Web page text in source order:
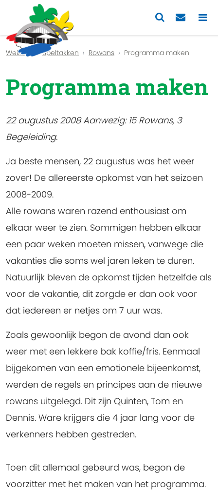
Previous
Welkom Speltakken Rowans Programma maken
Programma maken
22 augustus 2008 Aanwezig: 15 Rowans, 3
Begeleiding.
Ja beste mensen, 22 augustus was het weer
zover! De allereerste opkomst van het seizoen
2008-2009.
Alle rowans waren razend enthousiast om
elkaar weer te zien. Sommigen hebben elkaar
een paar weken moeten missen, vanwege die
vakanties die soms wel jaren leken te duren.
Natuurlijk bleven de opkomst tijden hetzelfde als
voor de vakantie, dit zorgde er dan ook voor
dat iedereen er netjes om 7 uur was.
Zoals gewoonlijk begon de avond dan ook
weer met een lekkere bak koffie/fris. Eenmaal
bijgekomen van een emotionele bijeenkomst,
werden de regels en principes aan de nieuwe
rowans uitgelegd. Dit zijn Quinten, Tom en
Dennis. Ware krijgers die 4 jaar lang voor de
verkenners hebben gestreden.
Toen dit allemaal gebeurd was, begon de
voorzitter met het maken van het programma.